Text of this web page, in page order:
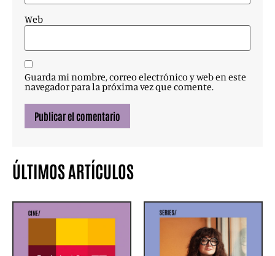
Web
Guarda mi nombre, correo electrónico y web en este
navegador para la próxima vez que comente.
ÚLTIMOS ARTÍCULOS